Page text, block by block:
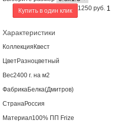
1250 руб.
Купить в один клик
Характеристики
Коллекция Квест
ЦветРазноцветный
Вес2400 г. на м2
ФабрикаБелка(Дмитров)
СтранаРоссия
Материал100% ПП Frize